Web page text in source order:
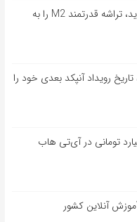
کالبدشکافی مک بوک ایر جدید، تراشه قدرتمند M2 را به
رویداد آنپکد بعدی خود را
آنلاین کشور